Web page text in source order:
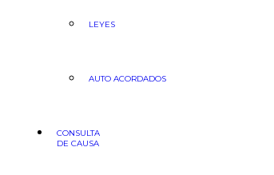
LEYES
AUTO ACORDADOS
CONSULTA
DE CAUSA